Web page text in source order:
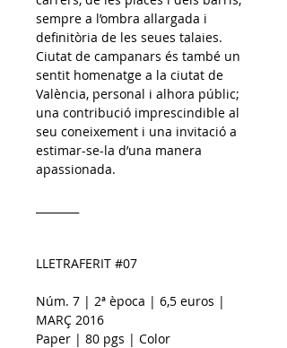
sempre a l’ombra allargada i
definitòria de les seues talaies.
Ciutat de campanars és també un
sentit homenatge a la ciutat de
València, personal i alhora públic;
una contribució imprescindible al
seu coneixement i una invitació a
estimar-se-la d’una manera
apassionada.
LLETRAFERIT #07
Núm. 7 | 2ª època | 6,5 euros |
MARÇ 2016
Paper | 80 pgs | Color